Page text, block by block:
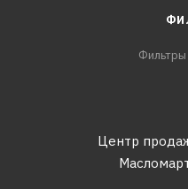
Фильтры
Центр